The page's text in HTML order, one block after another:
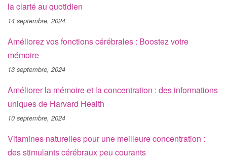
la clarté au quotidien
14 septembre, 2024
Améliorez vos fonctions cérébrales : Boostez votre
mémoire
13 septembre, 2024
Améliorer la mémoire et la concentration : des informations
uniques de Harvard Health
10 septembre, 2024
Vitamines naturelles pour une meilleure concentration :
des stimulants cérébraux peu courants